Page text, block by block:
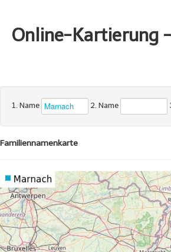
Online-Kartierung
1. Name 2. Name
Familiennamenkarte